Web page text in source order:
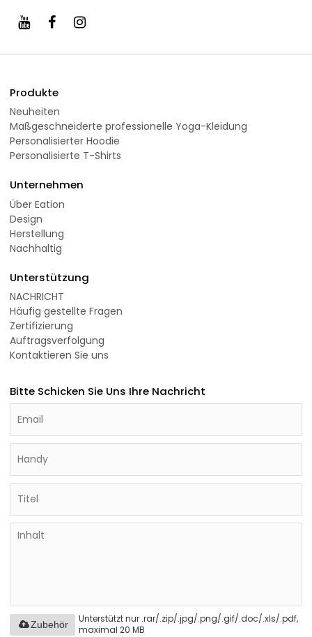
Produkte
Neuheiten
Maßgeschneiderte professionelle Yoga-Kleidung
Personalisierter Hoodie
Personalisierte T-Shirts
Unternehmen
Über Eation
Design
Herstellung
Nachhaltig
Unterstützung
NACHRICHT
Häufig gestellte Fragen
Zertifizierung
Auftragsverfolgung
Kontaktieren Sie uns
Bitte Schicken Sie Uns Ihre Nachricht
Unterstützt nur .rar/.zip/.jpg/.png/.gif/.doc/.xls/.pdf,
maximal 20 MB
Zubehör